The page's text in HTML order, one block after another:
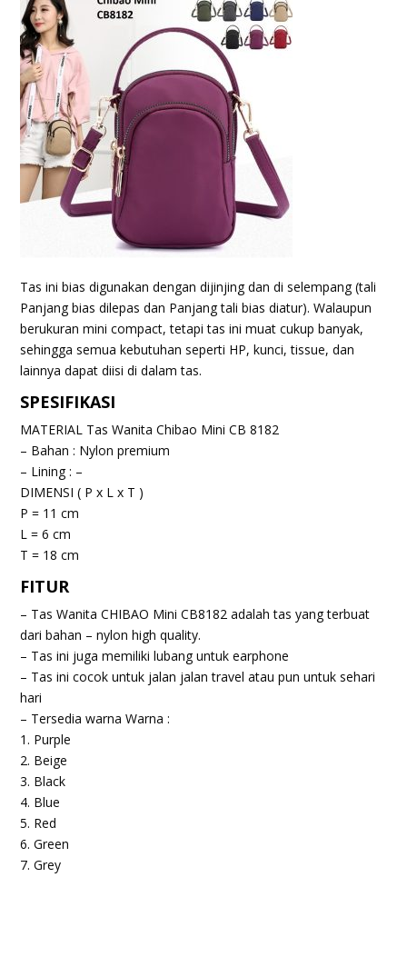
Tas ini bias digunakan dengan dijinjing dan di selempang (tali
Panjang bias dilepas dan Panjang tali bias diatur). Walaupun
berukuran mini compact, tetapi tas ini muat cukup banyak,
sehingga semua kebutuhan seperti HP, kunci, tissue, dan
lainnya dapat diisi di dalam tas.
SPESIFIKASI
MATERIAL Tas Wanita Chibao Mini CB 8182
– Bahan : Nylon premium
– Lining : –
DIMENSI ( P x L x T )
P = 11 cm
L = 6 cm
T = 18 cm
FITUR
– Tas Wanita CHIBAO Mini CB8182 adalah tas yang terbuat
dari bahan – nylon high quality.
– Tas ini juga memiliki lubang untuk earphone
– Tas ini cocok untuk jalan jalan travel atau pun untuk sehari
hari
– Tersedia warna Warna :
1. Purple
2. Beige
3. Black
4. Blue
5. Red
6. Green
7. Grey